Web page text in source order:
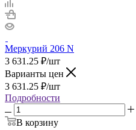
Меркурий 206 N
3 631.25 ₽/шт
Варианты цен
3 631.25 ₽/шт
Подробности
В корзину